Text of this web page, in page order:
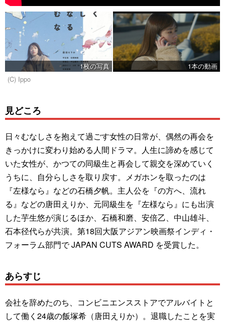
1枚の写真
1本の動画
(C) Ippo
見どころ
日々むなしさを抱えて過ごす女性の日常が、偶然の再会を
きっかけに変わり始める人間ドラマ。人生に諦めを感じて
いた女性が、かつての同級生と再会して親交を深めていく
うちに、自分らしさを取り戻す。メガホンを取ったのは
『左様なら』などの石橋夕帆。主人公を『の方へ、流れ
る』などの唐田えりか、元同級生を『左様なら』にも出演
した芋生悠が演じるほか、石橋和磨、安倍乙、中山雄斗、
石本径代らが共演。第18回大阪アジアン映画祭インディ・
フォーラム部門で JAPAN CUTS AWARD を受賞した。
あらすじ
会社を辞めたのち、コンビニエンスストアでアルバイトと
して働く24歳の飯塚希（唐田えりか）。退職したことを実